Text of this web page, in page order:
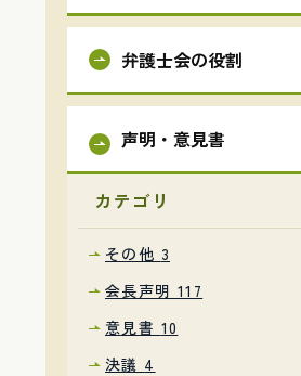
弁護士会の役割
声明・意見書
カテゴリ
その他 3
会長声明 117
意見書 10
決議 4